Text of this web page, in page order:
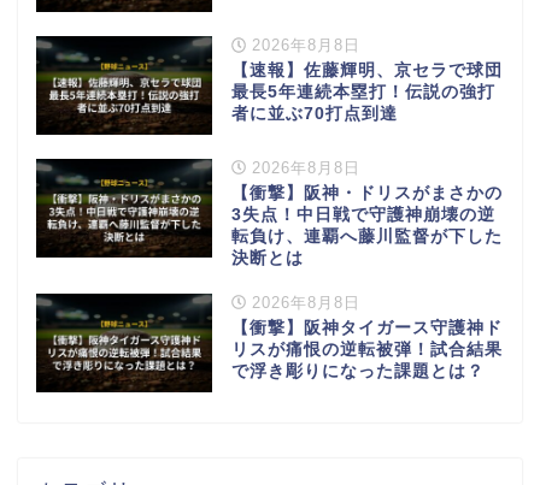
2026年8月8日
【速報】佐藤輝明、京セラで球団
最長5年連続本塁打！伝説の強打
者に並ぶ70打点到達
2026年8月8日
【衝撃】阪神・ドリスがまさかの
3失点！中日戦で守護神崩壊の逆
転負け、連覇へ藤川監督が下した
決断とは
2026年8月8日
【衝撃】阪神タイガース守護神ド
リスが痛恨の逆転被弾！試合結果
で浮き彫りになった課題とは？